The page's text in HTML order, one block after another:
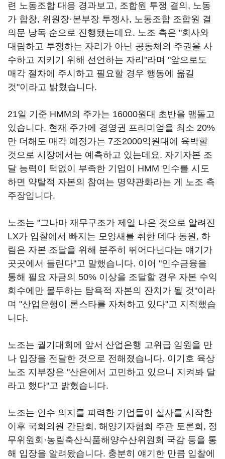
련 노동조합 대응 경과보고, 조합원 투쟁 결의, 노동
가 합창, 위원장·본부장 투쟁사, 노동조합 조합원 결
의문 낭독 순으로 진행됐는데요. 노조 측은 "회사와
대립하고 투쟁하는 자리가 아닌 공동체의 주권을 사
수하고 지키기 위해 선언하는 자리"라며 "앞으로도
매각 절차에 주시하고 필요할 경우 행동에 옮길
것"이라고 밝혔습니다.
21일 기준 HMM의 주가는 16000원대 초반을 맴돌고
있습니다. 현재 주가에 경영권 프리미엄을 최소 20%
만 더해도 매각 예정가는 7조2000억원대에 육박할
것으로 시장에서는 예측하고 있는데요. 자기자본 조
달 능력이 턱없이 부족한 기업이 HMM 인수를 시도
하면 약탈적 자본의 참여는 명약관화라는 게 노조 측
주장입니다.
노조는 "그나마 재무구조가 제일 나은 것으로 알려진
LX가 입찰에서 빠지는 모양새를 취한 데다 동원, 하
림은 자본 조달을 위해 분주히 뛰어다닌다는 얘기가
곳곳에서 들린다"고 말했습니다. 이어 "인수금융을
통해 필요 자금의 50% 이상을 조달할 경우 자본 수익
회수에만 몰두하는 탐욕적 자본의 잔치가 될 것"이라
며 "산업은행이 론스타를 자처하고 있다"고 지적했습
니다.
노조는 궐기대회에 앞서 산업은행 고위급 임원을 만
나 입장을 전달한 것으로 전해졌습니다. 이기호 육상
노조 지부장은 "산은에서 고민하고 있으니 지켜봐 달
라고 했다"고 밝혔습니다.
노조는 인수 의지를 피력한 기업들이 실사를 시작한
이후 국회의원 간담회, 해양기자협회 주관 토론회, 정
무위원회 ·농림축산식품해양수산위원회 국감 등을 통
해 입장을 알려왔습니다. 충분히 얘기한 만큼 입찰에